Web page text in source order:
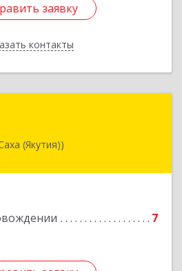
заявку
контакты
заявку
Назад
(Якутия))
7
Республика Саха (Якутия), у.
Подробнее